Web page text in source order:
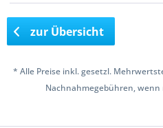
zur Übersicht
* Alle Preise inkl. gesetzl.
Nachnahmegebühren,